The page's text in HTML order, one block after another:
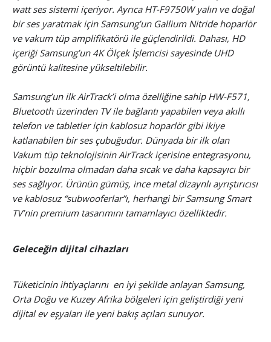
watt ses sistemi içeriyor. Ayrıca HT-F9750W yalın ve doğal
bir ses yaratmak için Samsung’un Gallium Nitride hoparlör
ve vakum tüp amplifikatörü ile güçlendirildi. Dahası, HD
içeriği Samsung’un 4K Ölçek İşlemcisi sayesinde UHD
görüntü kalitesine yükseltilebilir.
Samsung’un ilk AirTrack’i olma özelliğine sahip HW-F571,
Bluetooth üzerinden TV ile bağlantı yapabilen veya akıllı
telefon ve tabletler için kablosuz hoparlör gibi ikiye
katlanabilen bir ses çubuğudur. Dünyada bir ilk olan
Vakum tüp teknolojisinin AirTrack içerisine entegrasyonu,
hiçbir bozulma olmadan daha sıcak ve daha kapsayıcı bir
ses sağlıyor. Ürünün gümüş, ince metal dizaynlı ayrıştırıcısı
ve kablosuz “subwooferlar”ı, herhangi bir Samsung Smart
TV’nin premium tasarımını tamamlayıcı özelliktedir.
Geleceğin dijital cihazları
Tüketicinin ihtiyaçlarını en iyi şekilde anlayan Samsung,
Orta Doğu ve Kuzey Afrika bölgeleri için geliştirdiği yeni
dijital ev eşyaları ile yeni bakış açıları sunuyor.